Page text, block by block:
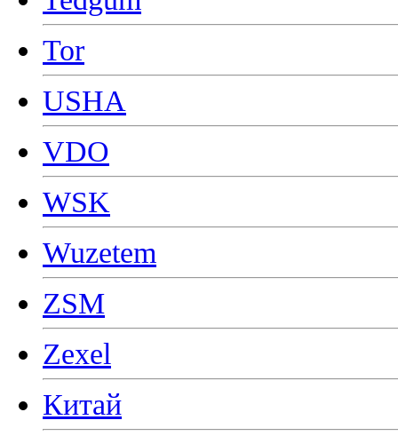
Tor
USHA
VDO
WSK
Wuzetem
ZSM
Zexel
Китай